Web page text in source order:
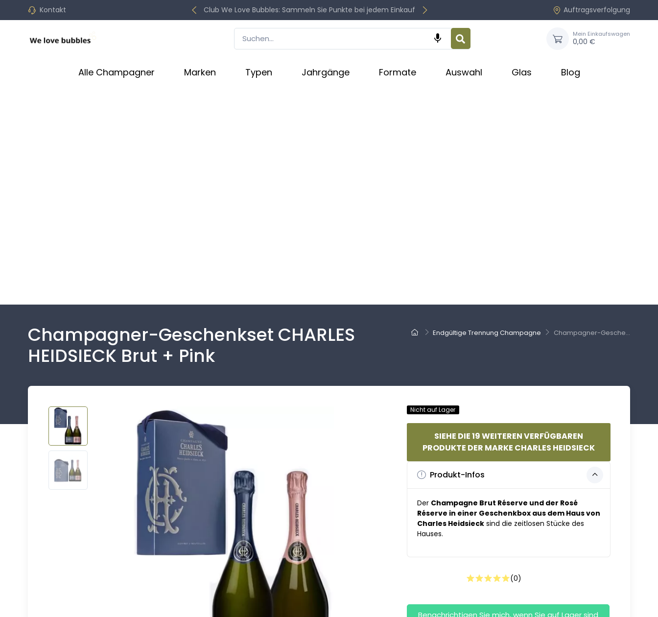
Kontakt Club We Love Bubbles: Sammeln Sie Punkte bei jedem Einkauf Auftragsverfolgung
 Mein Einkaufswagen
0,00 €
Alle Champagner Marken Typen Jahrgänge Formate Auswahl Glas Blog
Endgültige Trennung Champagne Champagner-Gesche...
Champagner-Geschenkset CHARLES
HEIDSIECK Brut + Pink
Nicht auf Lager
SIEHE DIE 19 WEITEREN VERFÜGBAREN
PRODUKTE DER MARKE CHARLES HEIDSIECK
Produkt-Infos
Der Champagne Brut Réserve und der Rosé
Réserve in einer Geschenkbox aus dem Haus von
Charles Heidsiecksind die zeitlosen Stücke des
Hauses.
(0)